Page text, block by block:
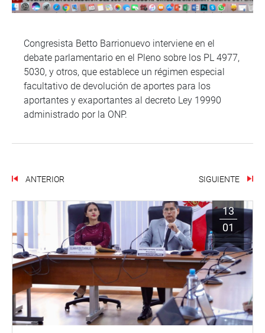
Congresista Betto Barrionuevo interviene en el
debate parlamentario en el Pleno sobre los PL 4977,
5030, y otros, que establece un régimen especial
facultativo de devolución de aportes para los
aportantes y exaportantes al decreto Ley 19990
administrado por la ONP.
ANTERIOR SIGUIENTE
13
01